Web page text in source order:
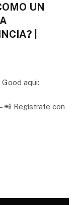
UN
|
aqui:
📲 Regístrate con